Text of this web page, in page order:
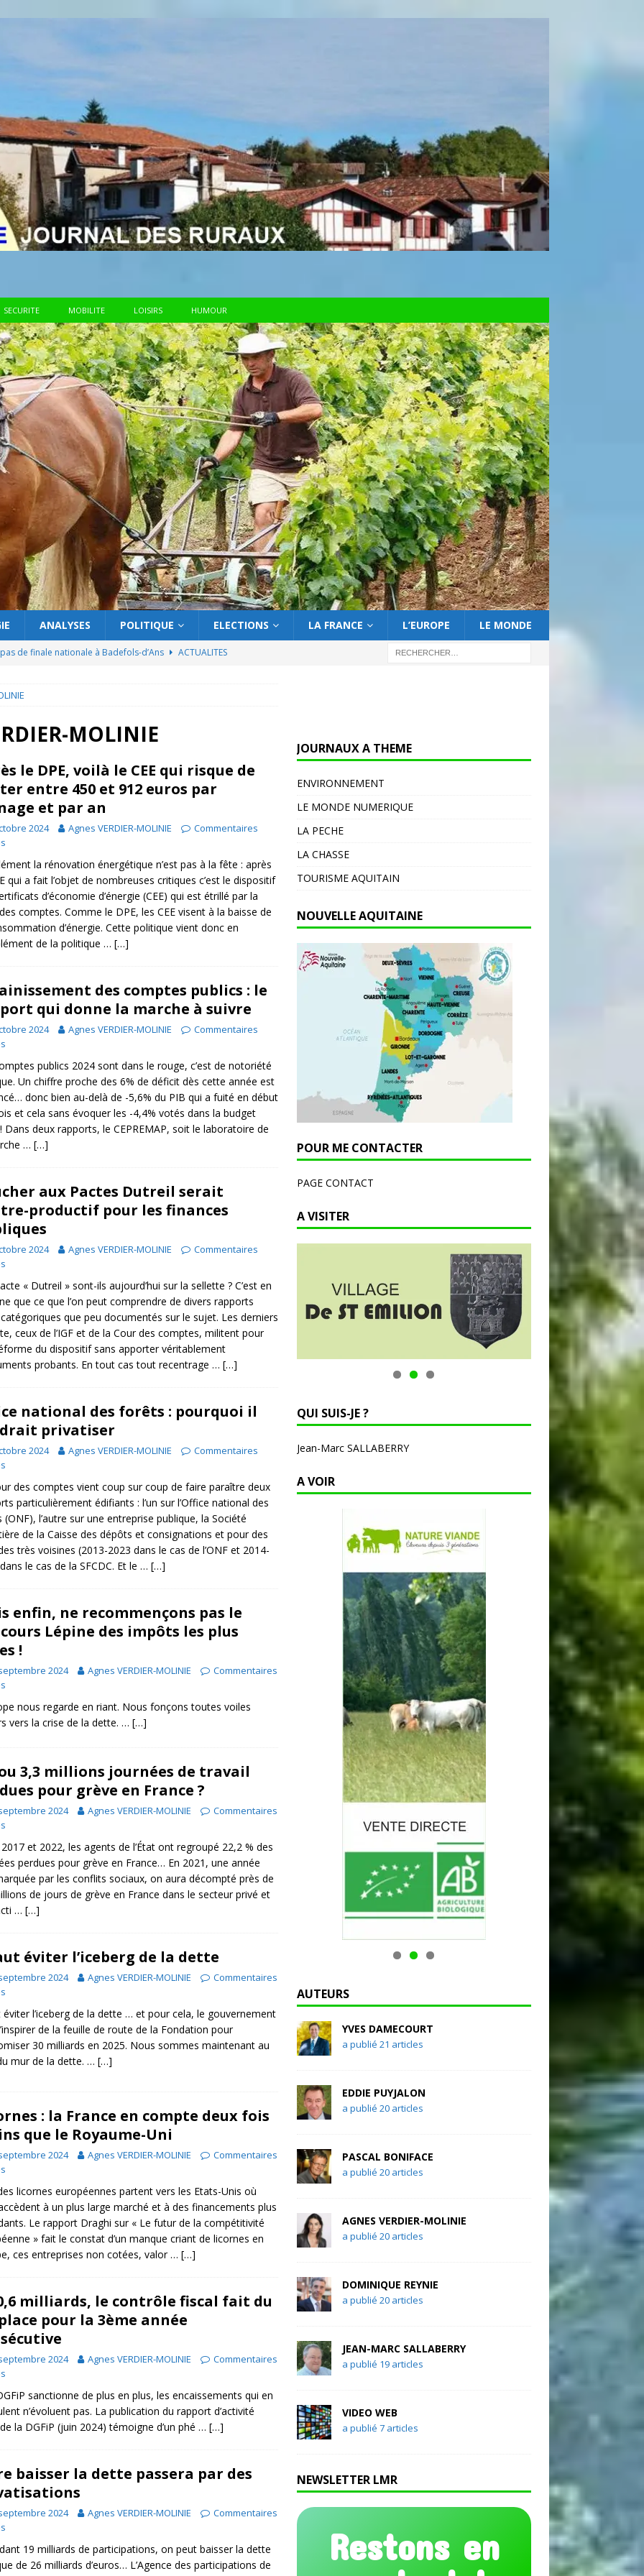
SECURITE MOBILITE LOISIRS HUMOUR
ANALYSES POLITIQUE ELECTIONS LA FRANCE L’EUROPE LE MONDE
de finale nationale à Badefols-d’Ans
ACTUALITES
au moins 38 soldats ont été tués dans des attaques revendiquées
se déclare dans un silo d’Océalia à Boisné-la-Tude
prive la Hongrie d’électricité, le ministre de l’Énergie
MOLINIE
le DPE, voilà le CEE qui risque de
entre 450 et 912 euros par
et par an
2024 Agnes VERDIER-MOLINIE
Commentaires
la rénovation énergétique n’est pas à la fête : après
qui a fait l’objet de nombreuses critiques c’est le dispositif
d’économie d’énergie (CEE) qui est étrillé par la
comptes. Comme le DPE, les CEE visent à la baisse de
d’énergie. Cette politique vient donc en
de la politique … […]
des comptes publics : le
qui donne la marche à suivre
2024 Agnes VERDIER-MOLINIE
Commentaires
publics 2024 sont dans le rouge, c’est de notoriété
Un chiffre proche des 6% de déficit dès cette année est
donc bien au-delà de -5,6% du PIB qui a fuité en début
et cela sans évoquer les -4,4% votés dans la budget
Dans deux rapports, le CEPREMAP, soit le laboratoire de
… […]
aux Pactes Dutreil serait
productif pour les finances
2024 Agnes VERDIER-MOLINIE
Commentaires
« Dutreil » sont-ils aujourd’hui sur la sellette ? C’est en
que ce que l’on peut comprendre de divers rapports
que peu documentés sur le sujet. Les derniers
ceux de l’IGF et de la Cour des comptes, militent pour
du dispositif sans apporter véritablement
probants. En tout cas tout recentrage … […]
national des forêts : pourquoi il
privatiser
2024 Agnes VERDIER-MOLINIE
Commentaires
des comptes vient coup sur coup de faire paraître deux
particulièrement édifiants : l’un sur l’Office national des
l’autre sur une entreprise publique, la Société
de la Caisse des dépôts et consignations et pour des
très voisines (2013-2023 dans le cas de l’ONF et 2014-
le cas de la SFCDC. Et le … […]
enfin, ne recommençons pas le
Lépine des impôts les plus
!
2024 Agnes VERDIER-MOLINIE
Commentaires
nous regarde en riant. Nous fonçons toutes voiles
vers la crise de la dette. … […]
3,3 millions journées de travail
pour grève en France ?
2024 Agnes VERDIER-MOLINIE
Commentaires
et 2022, les agents de l’État ont regroupé 22,2 % des
perdues pour grève en France… En 2021, une année
par les conflits sociaux, on aura décompté près de
de jours de grève en France dans le secteur privé et
… […]
éviter l’iceberg de la dette
2024 Agnes VERDIER-MOLINIE
Commentaires
éviter l’iceberg de la dette … et pour cela, le gouvernement
de la feuille de route de la Fondation pour
30 milliards en 2025. Nous sommes maintenant au
mur de la dette. … […]
: la France en compte deux fois
que le Royaume-Uni
2024 Agnes VERDIER-MOLINIE
Commentaires
licornes européennes partent vers les Etats-Unis où
à un plus large marché et à des financements plus
Le rapport Draghi sur « Le futur de la compétitivité
» fait le constat d’un manque criant de licornes en
ces entreprises non cotées, valor … […]
milliards, le contrôle fiscal fait du
pour la 3ème année
2024 Agnes VERDIER-MOLINIE
Commentaires
sanctionne de plus en plus, les encaissements qui en
n’évoluent pas. La publication du rapport d’activité
la DGFiP (juin 2024) témoigne d’un phé … […]
baisser la dette passera par des
2024 Agnes VERDIER-MOLINIE
Commentaires
19 milliards de participations, on peut baisser la dette
de 26 milliards d’euros… L’Agence des participations de
JOURNAUX A THEME
ENVIRONNEMENT
LE MONDE NUMERIQUE
LA PECHE
LA CHASSE
TOURISME AQUITAIN
NOUVELLE AQUITAINE
POUR ME CONTACTER
PAGE CONTACT
A VISITER
QUI SUIS-JE ?
Jean-Marc SALLABERRY
A VOIR
AUTEURS
YVES DAMECOURT
a publié 21 articles
EDDIE PUYJALON
a publié 20 articles
PASCAL BONIFACE
a publié 20 articles
AGNES VERDIER-MOLINIE
a publié 20 articles
DOMINIQUE REYNIE
a publié 20 articles
JEAN-MARC SALLABERRY
a publié 19 articles
VIDEO WEB
a publié 7 articles
NEWSLETTER LMR
Restons en